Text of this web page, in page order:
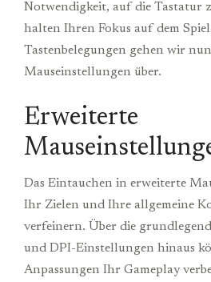
Notwendigkeit, auf die Tastatur
halten Ihren Fokus auf dem
Tastenbelegungen gehen wir
Mauseinstellungen über.
Erweiterte
Das Eintauchen in erweiterte
Ihr Zielen und Ihre allgemeine
verfeinern. Über die
und DPI-Einstellungen hinaus
Anpassungen Ihr Gameplay